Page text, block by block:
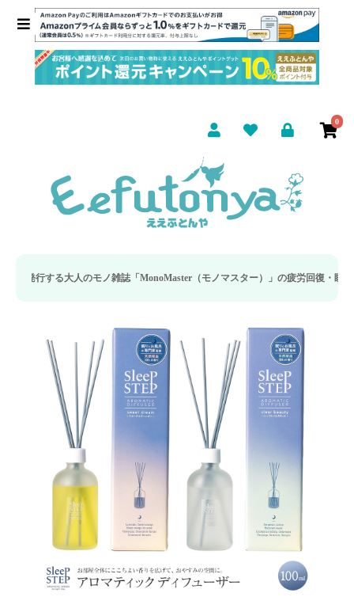
0
ノ雑誌「MonoMaster（モノマスター）」の疲労回復・睡眠の向上特集に当社